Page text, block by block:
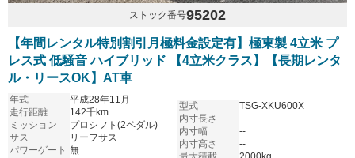
ストック番号95202
【年間レンタル特別割引月極料金設定有】極東製 4立米 プ
レス式 低騒音 ハイブリッド 【4立米クラス】【長期レンタ
ル・リースOK】AT車
年式
平成28年11月
走行距離
142千km
ミッション
プロシフト(2ペダル)
サス
リーフサス
パワーゲート 無
型式
TSG-XKU600X
内寸長さ
--
内寸幅
--
内寸高さ
--